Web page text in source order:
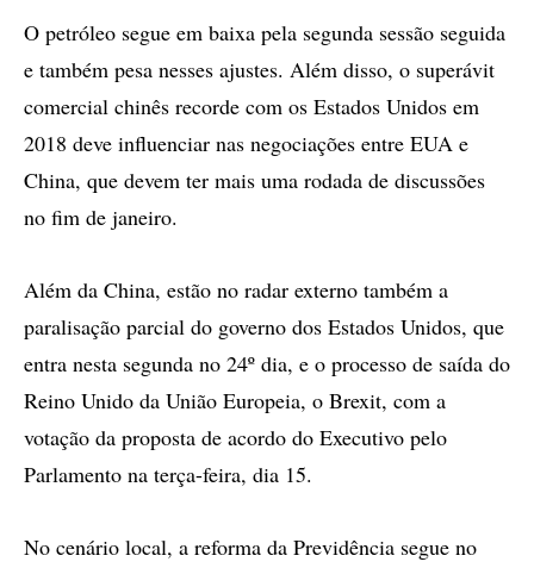
O petróleo segue em baixa pela segunda sessão seguida
e também pesa nesses ajustes. Além disso, o superávit
comercial chinês recorde com os Estados Unidos em
2018 deve influenciar nas negociações entre EUA e
China, que devem ter mais uma rodada de discussões
no fim de janeiro.
Além da China, estão no radar externo também a
paralisação parcial do governo dos Estados Unidos, que
entra nesta segunda no 24º dia, e o processo de saída do
Reino Unido da União Europeia, o Brexit, com a
votação da proposta de acordo do Executivo pelo
Parlamento na terça-feira, dia 15.
No cenário local, a reforma da Previdência segue no